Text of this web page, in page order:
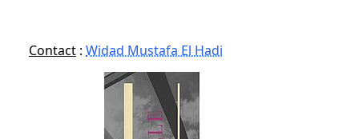
Contact : Widad Mustafa El Hadi